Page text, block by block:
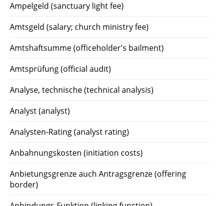
Ampelgeld (sanctuary light fee)
Amtsgeld (salary; church ministry fee)
Amtshaftsumme (officeholder's bailment)
Amtsprüfung (official audit)
Analyse, technische (technical analysis)
Analyst (analyst)
Analysten-Rating (analyst rating)
Anbahnungskosten (initiation costs)
Anbietungsgrenze auch Antragsgrenze (offering
border)